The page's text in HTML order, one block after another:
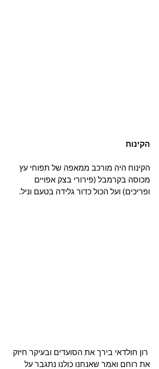
הקינוח
הקינוח היה מורכב ממאפה של תפוחי עץ
מכוסה בקרמבל (פירורי בצק אפויים
ופריכים) ועל הכול כדור גלידה בטעם וניל.
רון חולדאי בירך את הסועדים ובעיקר חיזק
את רוחם ואמר שאנחנו כולנו נתגבר על